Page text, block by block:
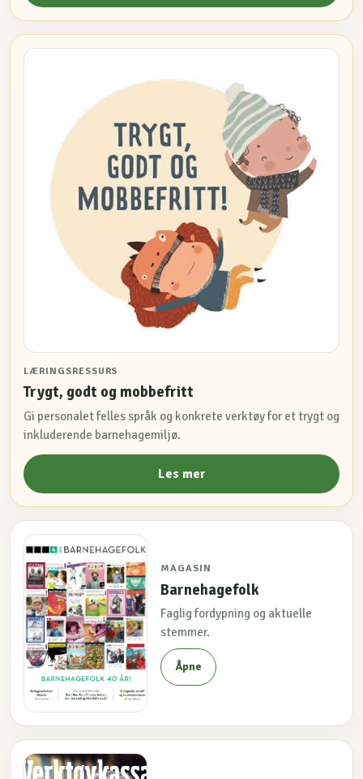
LÆRINGSRESSURS
Trygt, godt og mobbefritt
Gi personalet felles språk og konkrete verktøy for et trygt og
inkluderende barnehagemiljø.
Les mer
MAGASIN
Barnehagefolk
Faglig fordypning og aktuelle
stemmer.
Åpne